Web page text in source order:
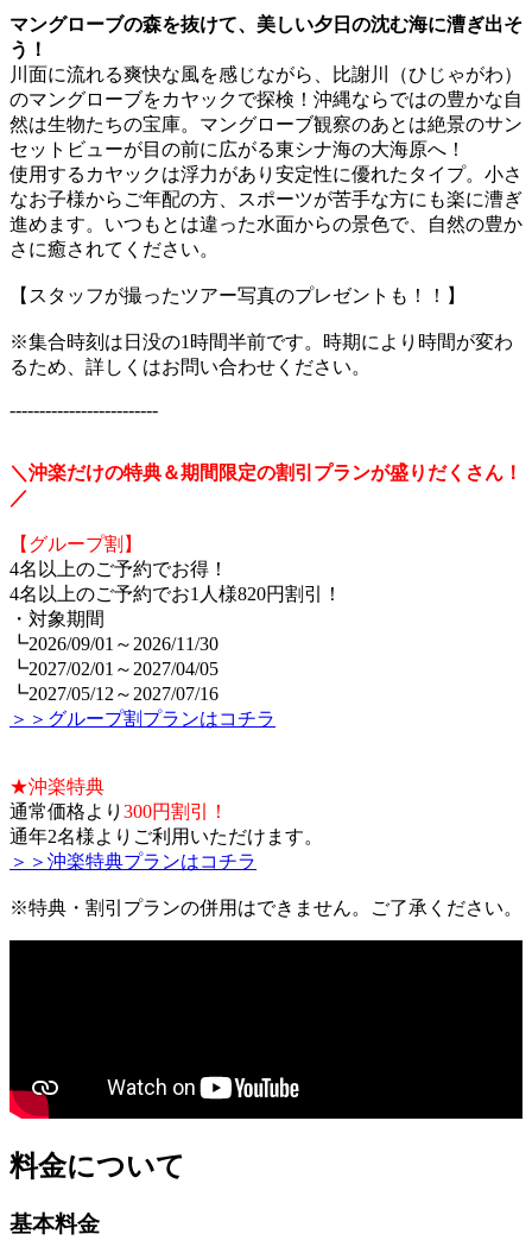
マングローブの森を抜けて、美しい夕日の沈む海に漕ぎ出そ
う！
川面に流れる爽快な風を感じながら、比謝川（ひじゃがわ）
のマングローブをカヤックで探検！沖縄ならではの豊かな自
然は生物たちの宝庫。マングローブ観察のあとは絶景のサン
セットビューが目の前に広がる東シナ海の大海原へ！
使用するカヤックは浮力があり安定性に優れたタイプ。小さ
なお子様からご年配の方、スポーツが苦手な方にも楽に漕ぎ
進めます。いつもとは違った水面からの景色で、自然の豊か
さに癒されてください。
【スタッフが撮ったツアー写真のプレゼントも！！】
※集合時刻は日没の1時間半前です。時期により時間が変わ
るため、詳しくはお問い合わせください。
-------------------------
＼沖楽だけの特典＆期間限定の割引プランが盛りだくさん！
／
【グループ割】
4名以上のご予約でお得！
4名以上のご予約でお1人様820円割引！
・対象期間
┗2026/09/01～2026/11/30
┗2027/02/01～2027/04/05
┗2027/05/12～2027/07/16
＞＞グループ割プランはコチラ
★沖楽特典
通常価格より 300円割引！
通年2名様よりご利用いただけます。
＞＞沖楽特典プランはコチラ
※特典・割引プランの併用はできません。ご了承ください。
料金について
基本料金